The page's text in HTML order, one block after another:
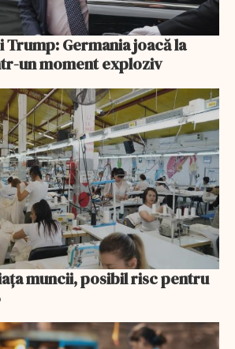
Trump: Germania joacă la
un moment exploziv
muncii, posibil risc pentru